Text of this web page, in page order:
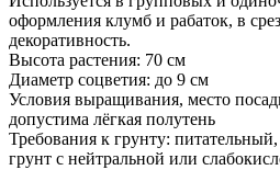
оформления клумб и рабаток, в
декоративность.
Высота растения: 70 см
Диаметр соцветия: до 9 см
Условия выращивания, место
допустима лёгкая полутень
Требования к грунту:
грунт с нейтральной или